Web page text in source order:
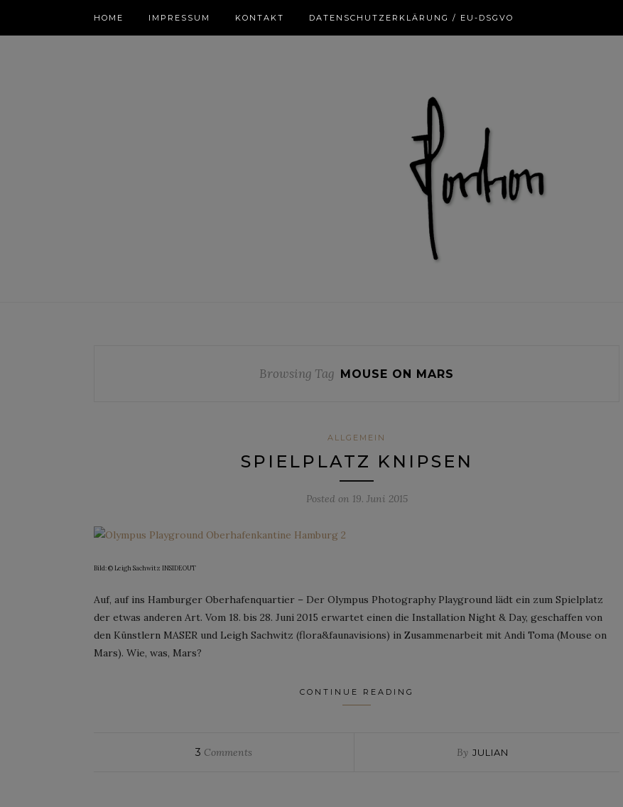
HOME IMPRESSUM KONTAKT DATENSCHUTZERKLÄRUNG / EU-DSGVO
Browsing Tag MOUSE ON MARS
ALLGEMEIN
SPIELPLATZ KNIPSEN
Posted on 19. Juni 2015
Bild:©Leigh Sachwitz INSIDEOUT
Auf, auf ins Hamburger Oberhafenquartier – Der Olympus Photography Playground lädt ein zum Spielplatz
der etwas anderen Art. Vom 18. bis 28. Juni 2015 erwartet einen die Installation Night & Day, geschaffen von
den Künstlern MASER und Leigh Sachwitz (flora&faunavisions) in Zusammenarbeit mit Andi Toma (Mouse on
Mars). Wie, was, Mars?
CONTINUE READING
3 Comments By JULIAN